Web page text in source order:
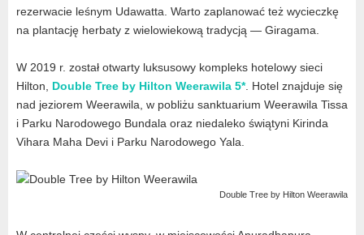
rezerwacie leśnym Udawatta. Warto zaplanować też wycieczkę
na plantację herbaty z wielowiekową tradycją — Giragama.
W 2019 r. został otwarty luksusowy kompleks hotelowy sieci
Hilton, Double Tree by Hilton Weerawila 5*. Hotel znajduje się
nad jeziorem Weerawila, w pobliżu sanktuarium Weerawila Tissa
i Parku Narodowego Bundala oraz niedaleko świątyni Kirinda
Vihara Maha Devi i Parku Narodowego Yala.
Double Tree by Hilton Weerawila